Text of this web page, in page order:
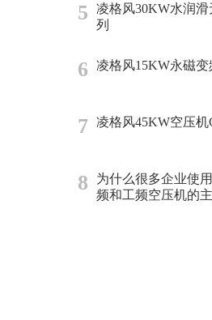
5
凌格风30KW水润
列
6 凌格风15KW永磁变
7 凌格风45KW空压机
8
为什么很多企业使
频和工频空压机的